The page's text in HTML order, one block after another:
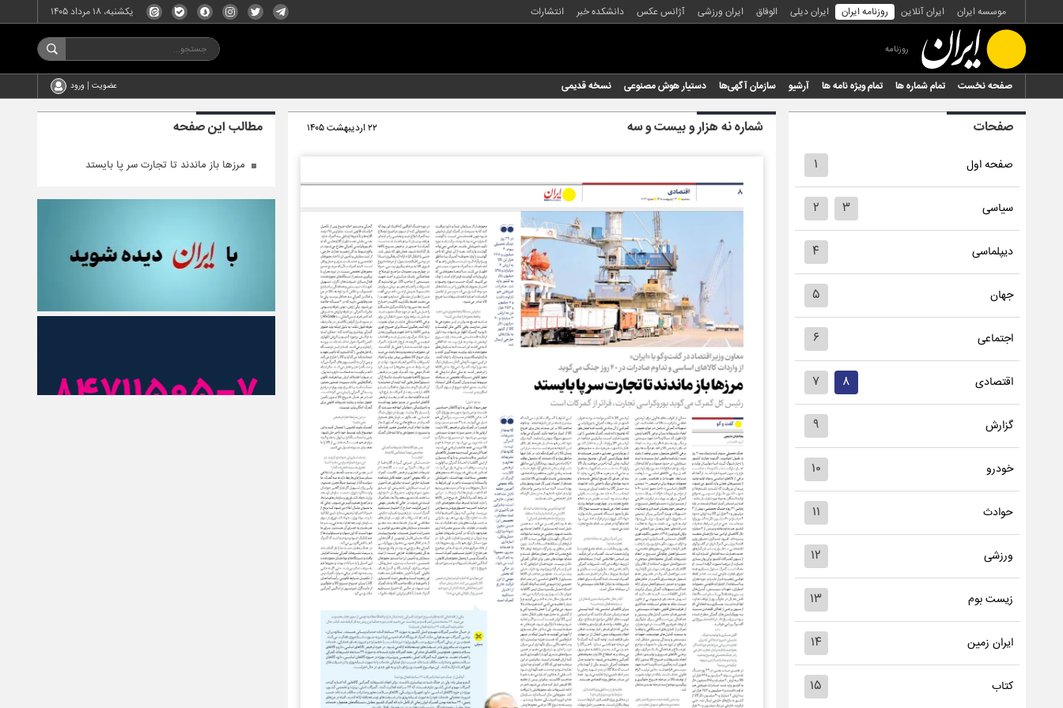
موسسه ایران ایران آنلاین روزنامه ایران ایران دیلی الوفاق ایران ورزشی آژانس عکس دانشکده خبر انتشارات یکشنبه، ۱۸ مرداد ۱۴۰۵
روزنامه
صفحه نخست تمام شماره ها تمام ویژه نامه ها آرشیو سازمان آگهی‌ها دستیار هوش مصنوعی نسخه قدیمی عضویت | ورود
صفحات
صفحه اول ۱
سیاسی ۲ ۳
دیپلماسی ۴
جهان ۵
اجتماعی ۶
اقتصادی ۷ ۸
گزارش ۹
خودرو ۱۰
حوادث ۱۱
ورزشی ۱۲
زیست بوم ۱۳
ایران زمین ۱۴
کتاب ۱۵
شماره نه هزار و بیست و سه ۲۲ اردیبهشت ۱۴۰۵ مطالب این صفحه
مرزها باز ماندند تا تجارت سر پا بایستد